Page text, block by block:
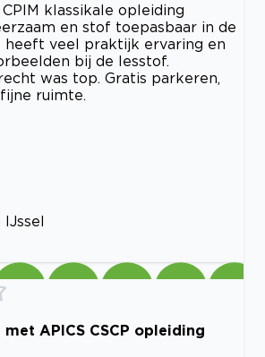
klassikale opleiding
en stof toepasbaar in de
heeft veel praktijk ervaring en
bij de lesstof.
was top. Gratis parkeren,
ruimte.
APICS CSCP opleiding